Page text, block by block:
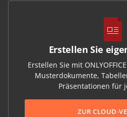
Erstellen Sie
Erstellen Sie mit
Musterdokumente,
Präsentationen für
ZUR CLOUD-